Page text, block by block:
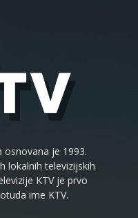
osnovana je 1993.
lokalnih televizijskih
KTV je prvo
ime KTV.